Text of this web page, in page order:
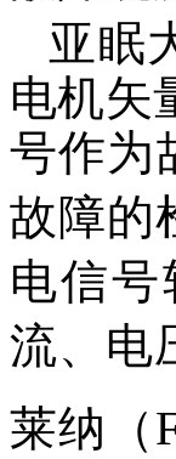
亚眠
电机矢
号作为
故障的
电信
流、电
莱纳（